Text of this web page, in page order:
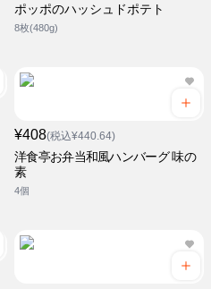
ポッポのハッシュドポテト
8枚(480g)
¥408(税込¥440.64)
洋食亭お弁当和風ハンバーグ 味の
素
4個